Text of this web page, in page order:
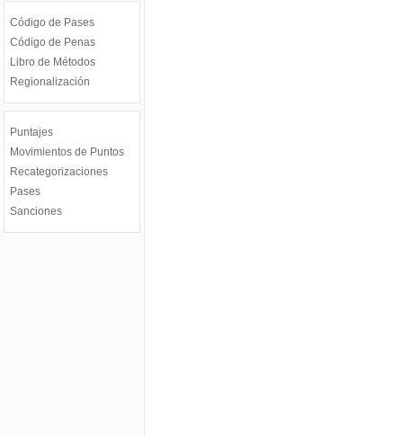
Código de Pases
Código de Penas
Libro de Métodos
Regionalización
Puntajes
Movimientos de Puntos
Recategorizaciones
Pases
Sanciones